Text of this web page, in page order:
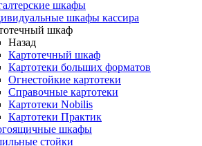
шкафы
шкафы кассира
шкаф
Назад
Картотечный шкаф
Картотеки больших форматов
Огнестойкие картотеки
Справочные картотеки
Картотеки Nobilis
Картотеки Практик
шкафы
стойки